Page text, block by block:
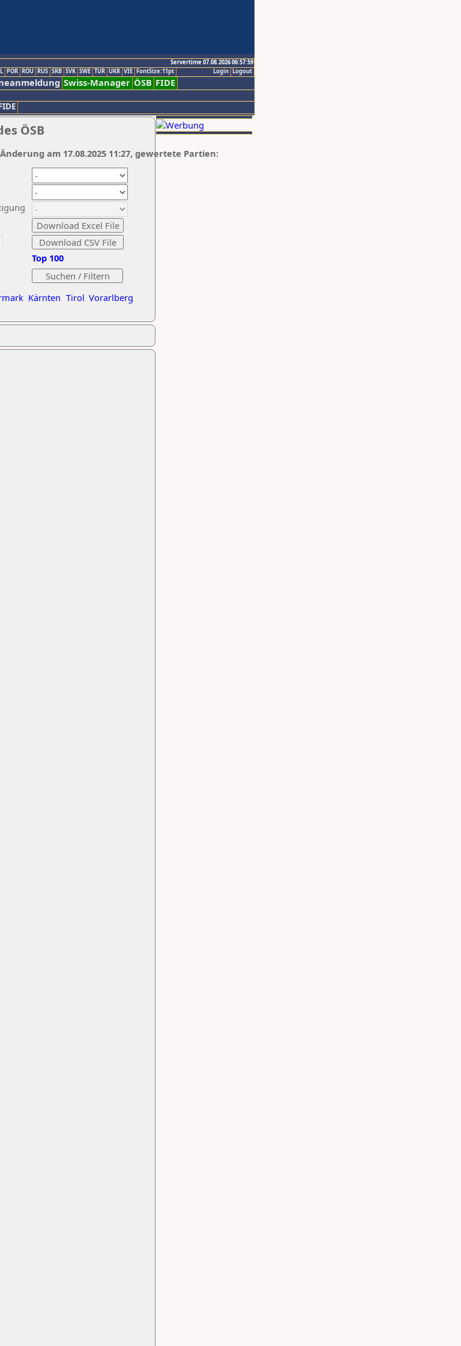
Servertime 07.08.2026 06:57:59
Logout
Login
POR ROU RUS SRB SVK SWE TUR UKR VIE FontSize:11pt
Swiss-Manager ÖSB FIDE
ÖSB
Kärnten Tirol Vorarlberg
Top 100
am 17.08.2025 11:27, gewertete Partien: